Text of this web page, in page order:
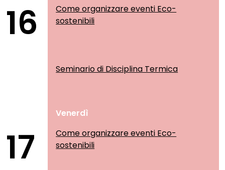
16
Come organizzare eventi Eco-
sostenibili
Seminario di Disciplina Termica
17
Venerdì
Come organizzare eventi Eco-
sostenibili